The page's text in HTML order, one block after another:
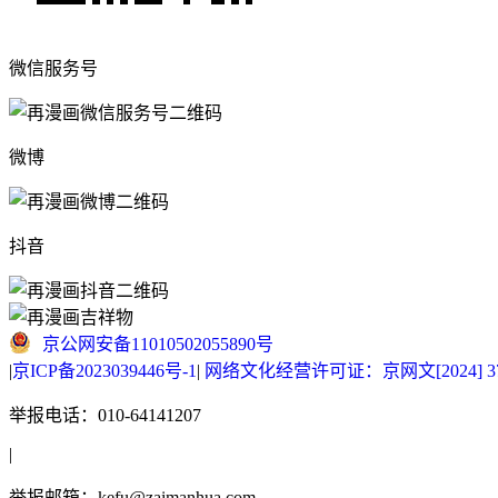
微信服务号
微博
抖音
京公网安备11010502055890号
|京ICP备2023039446号-1 | 网络文化经营许可证：京网文[2024]
举报电话：010-64141207
|